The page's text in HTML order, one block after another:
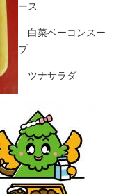
ース
白菜ベーコンスー
プ
ツナサラダ